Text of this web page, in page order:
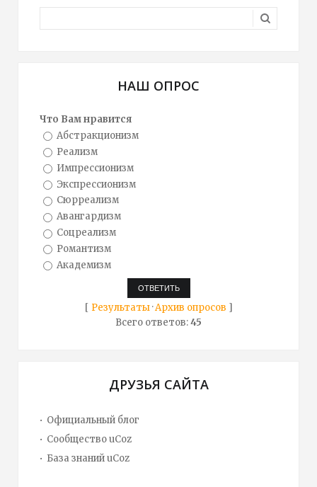
НАШ ОПРОС
Что Вам нравится
Абстракционизм
Реализм
Импрессионизм
Экспрессионизм
Сюрреализм
Авангардизм
Соцреализм
Романтизм
Академизм
[ Результаты·Архив опросов ]
Всего ответов:45
ДРУЗЬЯ САЙТА
Официальный блог
Сообщество uCoz
База знаний uCoz